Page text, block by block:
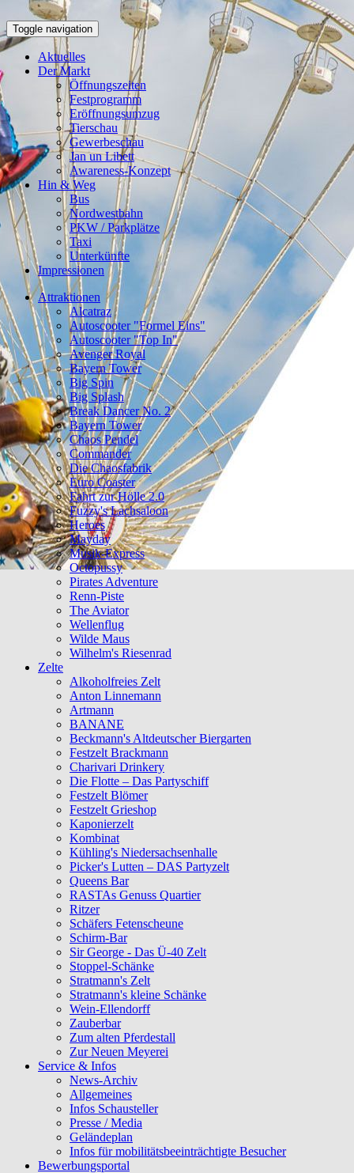
Toggle navigation
Aktuelles
Der Markt
Öffnungszeiten
Festprogramm
Eröffnungsumzug
Tierschau
Gewerbeschau
Jan un Libett
Awareness-Konzept
Hin & Weg
Bus
Nordwestbahn
PKW / Parkplätze
Taxi
Unterkünfte
Impressionen
Attraktionen
Alcatraz
Autoscooter "Formel Eins"
Autoscooter "Top In"
Avenger Royal
Bayern Tower
Big Spin
Big Splash
Break Dancer No. 2
Bayern Tower
Chaos Pendel
Commander
Die Chaosfabrik
Euro Coaster
Fahrt zur Hölle 2.0
Fuzzy's Lachsaloon
Heroes
Mayday
Musik-Express
Octopussy
Pirates Adventure
Renn-Piste
The Aviator
Wellenflug
Wilde Maus
Wilhelm's Riesenrad
Zelte
Alkoholfreies Zelt
Anton Linnemann
Artmann
BANANE
Beckmann's Altdeutscher Biergarten
Festzelt Brackmann
Charivari Drinkery
Die Flotte – Das Partyschiff
Festzelt Blömer
Festzelt Grieshop
Kaponierzelt
Kombinat
Kühling's Niedersachsenhalle
Picker's Lutten – DAS Partyzelt
Queens Bar
RASTAs Genuss Quartier
Ritzer
Schäfers Fetenscheune
Schirm-Bar
Sir George - Das Ü-40 Zelt
Stoppel-Schänke
Stratmann's Zelt
Stratmann's kleine Schänke
Wein-Ellendorff
Zauberbar
Zum alten Pferdestall
Zur Neuen Meyerei
Service & Infos
News-Archiv
Allgemeines
Infos Schausteller
Presse / Media
Geländeplan
Infos für mobilitätsbeeinträchtigte Besucher
Bewerbungsportal